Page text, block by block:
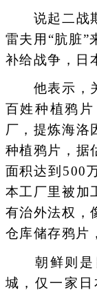
说起二战期
雷夫用“肮脏”
补给战争，日
他表示，关
百姓种植鸦
厂，提炼海洛
种植鸦片，据
面积达到500
本工厂里被加
有治外法权，
仓库储存鸦片
朝鲜则是日
城，仅一家